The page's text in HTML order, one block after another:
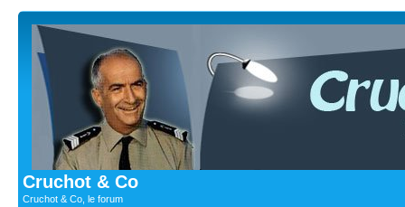
Cruchot & Co
Cruchot & Co, le forum